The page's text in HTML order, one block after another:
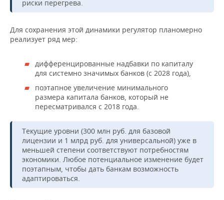
риски перегрева.
Для сохранения этой динамики регулятор планомерно
реализует ряд мер:
дифференцированные надбавки по капиталу
для системно значимых банков (с 2028 года),
поэтапное увеличение минимального
размера капитала банков, который не
пересматривался с 2018 года.
Текущие уровни (300 млн руб. для базовой
лицензии и 1 млрд руб. для универсальной) уже в
меньшей степени соответствуют потребностям
экономики. Любое потенциальное изменение будет
поэтапным, чтобы дать банкам возможность
адаптироваться.